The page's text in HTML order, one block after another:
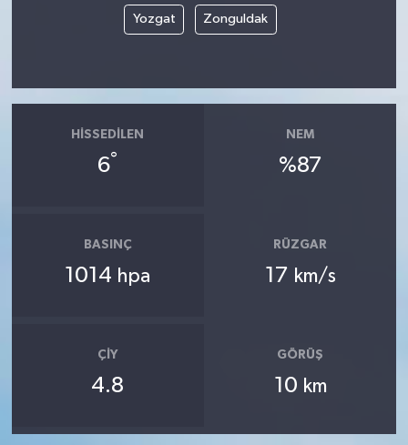
Yozgat Zonguldak
HISSEDILEN
6°
NEM
%87
BASINÇ
1014 hpa
RÜZGAR
17 km/s
ÇIY
4.8
GÖRÜŞ
10 km